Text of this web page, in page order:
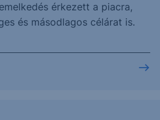
érkezett a piacra,
és másodlagos célárat is.